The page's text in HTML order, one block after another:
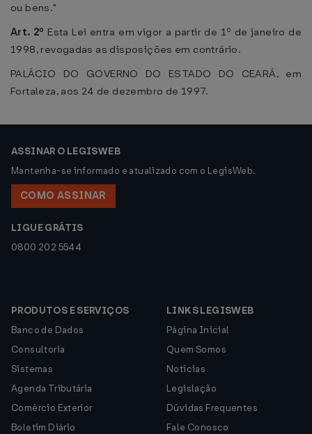
ou bens."
Art. 2º Esta Lei entra em vigor a partir de 1º de janeiro de
1998, revogadas as disposições em contrário.
PALÁCIO DO GOVERNO DO ESTADO DO CEARÁ, em
Fortaleza, aos 24 de dezembro de 1997.
ASSINAR O LEGISWEB
Mantenha-se informado e atualizado com o LegisWeb.
COMO ASSINAR
LIGUE GRÁTIS
0800 202 5544
PRODUTOS E SERVIÇOS
Banco de Dados
Consultoria
Sistemas
Agenda Tributária
Comércio Exterior
Boletim Diário
LINKS LEGISWEB
Página Inicial
Quem Somos
Notícias
Legislação
Dúvidas Frequentes
Fale Conosco